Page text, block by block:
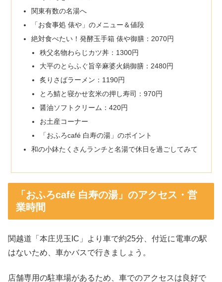
関東有数の名湯へ
「お食事処 俵や」のメニュー＆値段
絶対食べたい！発酵玉手箱 俵や御膳：2070円
秩父名物わらじカツ丼：1300円
大平のとらふぐ旨辛麻婆火鍋御膳：2480円
炙りさばラーメン：1190円
とろ鯖と寝かせ玄米の押し寿司：970円
醤油ソフトクリーム：420円
お土産コーナー
「おふろcafé 白寿の湯」のポイント
和の小鉢たくさんランチと名湯で休日を過ごしてみて
「おふろcafé 白寿の湯」のアクセス・営
業時間
関越道「本庄児玉IC」より車で約25分、付近に電車の駅
はないため、車かバスで行きましょう。
店舗専用の駐車場があるため、車でのアクセスは良好で